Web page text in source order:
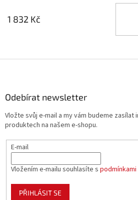
1 832 Kč
Odebírat newsletter
Vložte svůj e-mail a my vám budeme zasílat
produktech na našem e-shopu.
E-mail
Vložením e-mailu souhlasíte s
PŘIHLÁSIT SE